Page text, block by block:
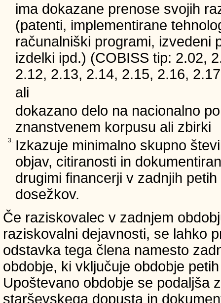
ima dokazane prenose svojih
(patenti, implementirane
računalniški programi, izvedeni
izdelki ipd.) (COBISS tip: 2.02,
2.12, 2.13, 2.14, 2.15, 2.16,
ali
dokazano delo na nacionalno
znanstvenem korpusu ali zbirki
3.
Izkazuje minimalno skupno
objav, citiranosti in
drugimi financerji v zadnjih
dosežkov.
Če raziskovalec v zadnjem
raziskovalni dejavnosti, se lahko
odstavka tega člena namesto
obdobje, ki vključuje obdobje
Upoštevano obdobje se podaljša
starševskega dopusta in